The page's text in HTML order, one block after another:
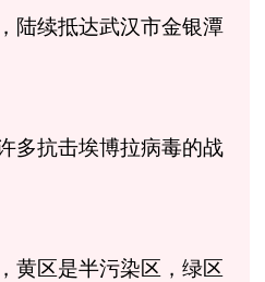
陆续抵达武汉市金银潭
抗击埃博拉病毒的战
区是半污染区，绿区